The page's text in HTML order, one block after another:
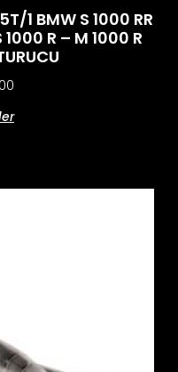
1 BMW S 1000 RR
R – M 1000 R